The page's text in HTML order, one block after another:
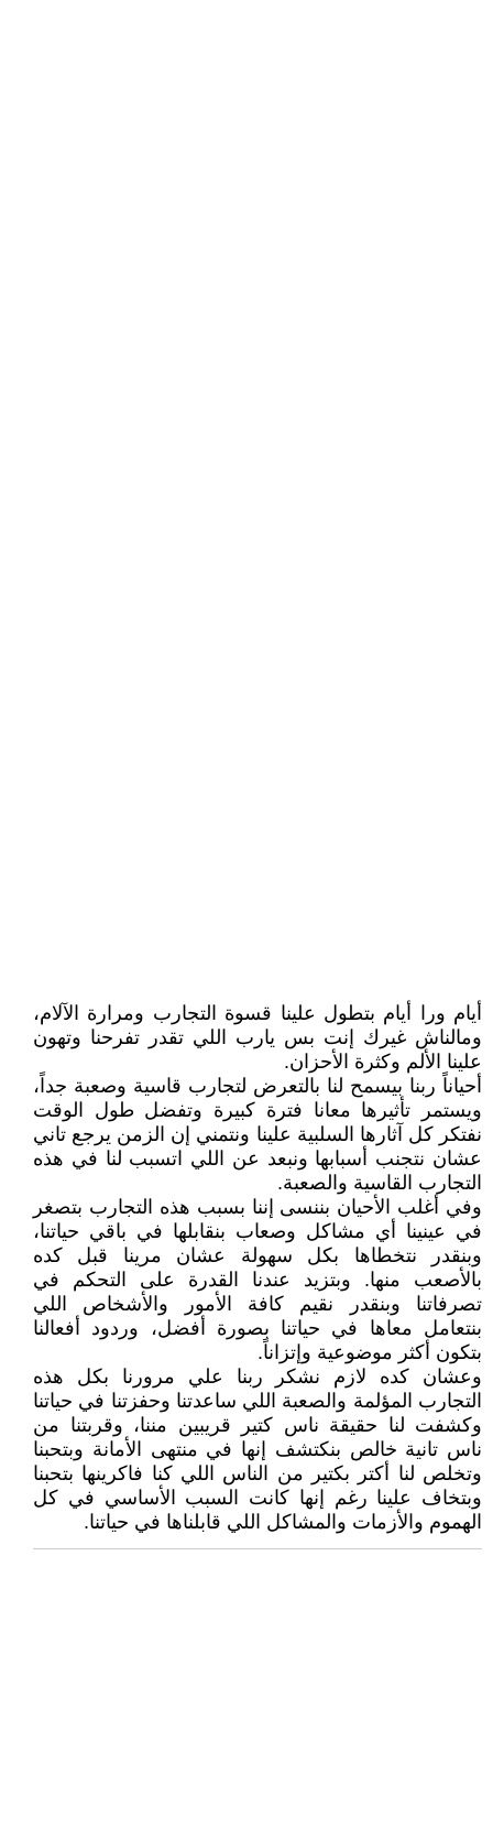
أيام ورا أيام بتطول علينا قسوة التجارب ومرارة الآلام،
ومالناش غيرك إنت بس يارب اللي تقدر تفرحنا وتهون
علينا الألم وكثرة الأحزان⁦.
أحياناً ربنا بيسمح لنا بالتعرض لتجارب قاسية وصعبة جداً،
ويستمر تأثيرها معانا فترة كبيرة وتفضل طول الوقت
نفتكر كل آثارها السلبية علينا ونتمني إن الزمن يرجع تاني
عشان نتجنب أسبابها ونبعد عن اللي اتسبب لنا في هذه
التجارب القاسية والصعبة.
وفي أغلب الأحيان بننسى إننا بسبب هذه التجارب بتصغر
في عينينا أي مشاكل وصعاب بنقابلها في باقي حياتنا،
وبنقدر نتخطاها بكل سهولة عشان مرينا قبل كده
بالأصعب منها. وبتزيد عندنا القدرة على التحكم في
تصرفاتنا وبنقدر نقيم كافة الأمور والأشخاص اللي
بنتعامل معاها في حياتنا بصورة أفضل، وردود أفعالنا
بتكون أكثر موضوعية وإتزاناً.
وعشان كده لازم نشكر ربنا علي مرورنا بكل هذه
التجارب المؤلمة والصعبة اللي ساعدتنا وحفزتنا في حياتنا
وكشفت لنا حقيقة ناس كتير قريبين مننا، وقربتنا من
ناس تانية خالص بنكتشف إنها في منتهى الأمانة وبتحبنا
وتخلص لنا أكتر بكتير من الناس اللي كنا فاكرينها بتحبنا
وبتخاف علينا رغم إنها كانت السبب الأساسي في كل
الهموم والأزمات والمشاكل اللي قابلناها في حياتنا.